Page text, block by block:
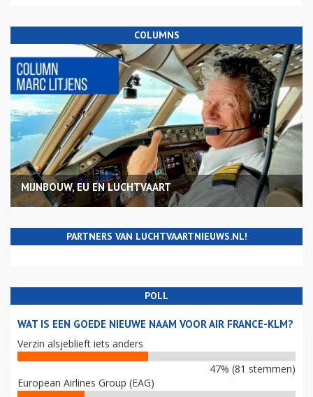
COLUMNS
MIJNBOUW, EU EN LUCHTVAART
PARTNERS VAN LUCHTVAARTNIEUWS.NL!
POLL
WAT IS EEN GOEDE NIEUWE NAAM VOOR AIR FRANCE-KLM?
Verzin alsjeblieft iets anders
47% (81 stemmen)
European Airlines Group (EAG)